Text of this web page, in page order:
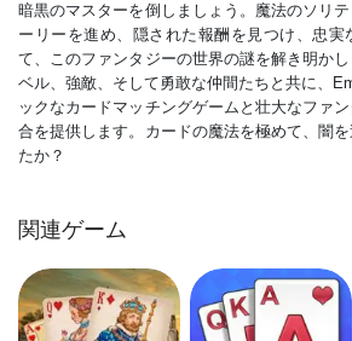
暗黒のマスターを倒しましょう。魔法のソリ
ーリーを進め、隠された報酬を見つけ、忠実
て、このファンタジーの世界の謎を解き明か
ベル、強敵、そして勇敢な仲間たちと共に、
ックなカードマッチングゲームと壮大なファ
合を提供します。カードの魔法を極めて、闇
たか？
関連ゲーム